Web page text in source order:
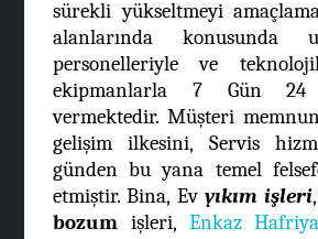
sürekli yükseltmeyi
alanlarında konusunda
personelleriyle ve
ekipmanlarla 7 Gün 24
vermektedir. Müşteri
gelişim ilkesini, Servis
günden bu yana temel
etmiştir. Bina, Ev yıkım işleri
bozumişleri, Enkaz